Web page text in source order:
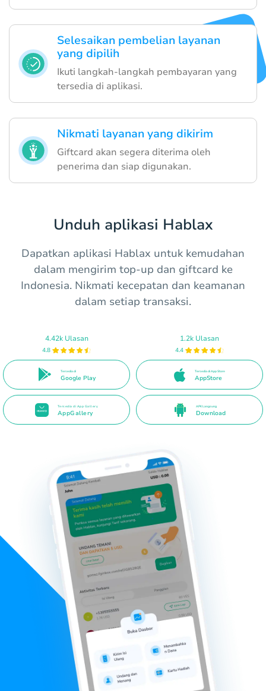
Selesaikan pembelian layanan
yang dipilih
Ikuti langkah-langkah pembayaran yang
tersedia di aplikasi.
Nikmati layanan yang dikirim
Giftcard akan segera diterima oleh
penerima dan siap digunakan.
Unduh aplikasi Hablax
Dapatkan aplikasi Hablax untuk kemudahan
dalam mengirim top-up dan giftcard ke
Indonesia. Nikmati kecepatan dan keamanan
dalam setiap transaksi.
4.42k Ulasan
4.8
Tersedia di
Google Play
1.2k Ulasan
4.4
Tersedia di App Store
AppStore
Tersedia di App Gallery
AppGallery
APK Langsung
Download